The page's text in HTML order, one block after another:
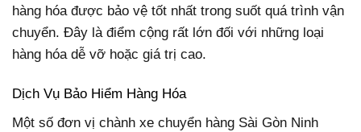
hàng hóa được bảo vệ tốt nhất trong suốt quá trình vận
chuyển. Đây là điểm cộng rất lớn đối với những loại
hàng hóa dễ vỡ hoặc giá trị cao.
Dịch Vụ Bảo Hiểm Hàng Hóa
Một số đơn vị chành xe chuyển hàng Sài Gòn Ninh